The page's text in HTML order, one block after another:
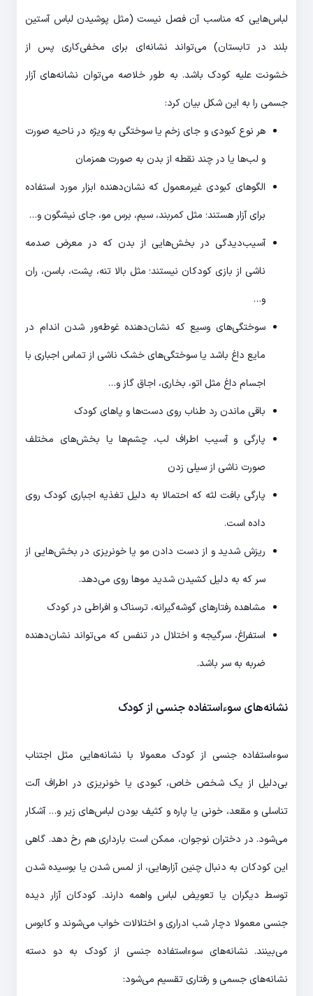
لباس‌هایی که مناسب آن فصل نیست (مثل پوشیدن لباس آستین
بلند در تابستان) می‌تواند نشانه‌ای برای مخفی‌کاری پس از
خشونت علیه کودک باشد. به طور خلاصه می‌توان نشانه‌های آزار
جسمی را به این شکل بیان کرد:
هر نوع کبودی و جای زخم یا سوختگی به ویژه در ناحیه صورت
و لب‌ها یا در چند نقطه از بدن به صورت همزمان
الگوهای کبودی غیرمعمول که نشان‌دهنده ابزار مورد استفاده
برای آزار هستند؛ مثل کمربند، سیم، برس مو، جای نیشگون و…
آسیب‌دیدگی در بخش‌هایی از بدن که در معرض صدمه
ناشی از بازی کودکان نیستند؛ مثل بالا تنه، پشت، باسن، ران
و…
سوختگی‌های وسیع که نشان‌دهنده غوطه‌ور شدن اندام در
مایع داغ باشد یا سوختگی‌های خشک ناشی از تماس اجباری با
اجسام داغ مثل اتو، بخاری، اجاق گاز و…
باقی ماندن رد طناب روی دست‌ها و پاهای کودک
پارگی و آسیب اطراف لب، چشم‌ها یا بخش‌های مختلف
صورت ناشی از سیلی زدن
پارگی بافت لثه که احتمالا به دلیل تغذیه اجباری کودک روی
داده است.
ریزش شدید و از دست دادن مو یا خونریزی در بخش‌هایی از
سر که به دلیل کشیدن شدید موها روی می‌دهد.
مشاهده رفتارهای گوشه‌گیرانه، ترسناک و افراطی در کودک
استفراغ، سرگیجه و اختلال در تنفس که می‌تواند نشان‌دهنده
ضربه به سر باشد.
نشانه‌های سوء‌استفاده جنسی از کودک
سوء‌استفاده جنسی از کودک معمولا با نشانه‌هایی مثل اجتناب
بی‌دلیل از یک شخص خاص، کبودی یا خونریزی در اطراف آلت
تناسلی و مقعد، خونی یا پاره و کثیف بودن لباس‌های زیر و… آشکار
می‌شود. در دختران نوجوان، ممکن است بارداری هم رخ دهد. گاهی
این کودکان به دنبال چنین آزارهایی، از لمس شدن یا بوسیده شدن
توسط دیگران یا تعویض لباس واهمه دارند. کودکان آزار دیده
جنسی معمولا دچار شب ادراری و اختلالات خواب می‌شوند و کابوس
می‌بینند. نشانه‌های سوءاستفاده جنسی از کودک به دو دسته
نشانه‌های جسمی و رفتاری تقسیم می‌شود: